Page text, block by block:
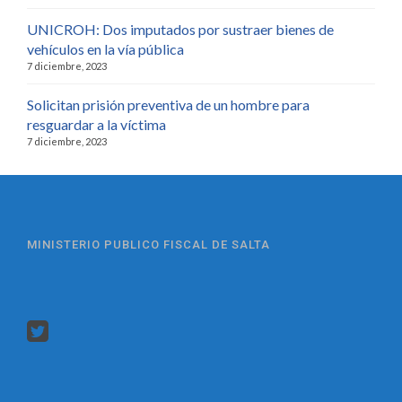
UNICROH: Dos imputados por sustraer bienes de
vehículos en la vía pública
7 diciembre, 2023
Solicitan prisión preventiva de un hombre para
resguardar a la víctima
7 diciembre, 2023
MINISTERIO PUBLICO FISCAL DE SALTA